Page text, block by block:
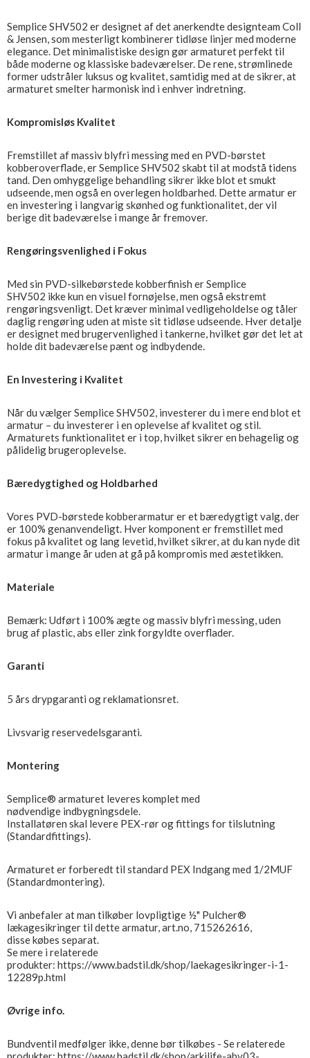
Semplice SHV502 er designet af det anerkendte designteam Coll
& Jensen, som mesterligt kombinerer tidløse linjer med moderne
elegance. Det minimalistiske design gør armaturet perfekt til
både moderne og klassiske badeværelser. De rene, strømlinede
former udstråler luksus og kvalitet, samtidig med at de sikrer, at
armaturet smelter harmonisk ind i enhver indretning.
Kompromisløs Kvalitet
Fremstillet af massiv blyfri messing med en PVD-børstet
kobberoverflade, er Semplice SHV502 skabt til at modstå tidens
tand. Den omhyggelige behandling sikrer ikke blot et smukt
udseende, men også en overlegen holdbarhed. Dette armatur er
en investering i langvarig skønhed og funktionalitet, der vil
berige dit badeværelse i mange år fremover.
Rengøringsvenlighed i Fokus
Med sin PVD-silkebørstede kobberfinish er Semplice
SHV502 ikke kun en visuel fornøjelse, men også ekstremt
rengøringsvenligt. Det kræver minimal vedligeholdelse og tåler
daglig rengøring uden at miste sit tidløse udseende. Hver detalje
er designet med brugervenlighed i tankerne, hvilket gør det let at
holde dit badeværelse pænt og indbydende.
En Investering i Kvalitet
Når du vælger Semplice SHV502, investerer du i mere end blot et
armatur – du investerer i en oplevelse af kvalitet og stil.
Armaturets funktionalitet er i top, hvilket sikrer en behagelig og
pålidelig brugeroplevelse.
Bæredygtighed og Holdbarhed
Vores PVD-børstede kobberarmatur er et bæredygtigt valg, der
er 100% genanvendeligt. Hver komponent er fremstillet med
fokus på kvalitet og lang levetid, hvilket sikrer, at du kan nyde dit
armatur i mange år uden at gå på kompromis med æstetikken.
Materiale
Bemærk: Udført i 100% ægte og massiv blyfri messing, uden
brug af plastic, abs eller zink forgyldte overflader.
Garanti
5 års drypgaranti og reklamationsret.
Livsvarig reservedelsgaranti.
Montering
Semplice® armaturet leveres komplet med
nødvendige indbygningsdele.
Installatøren skal levere PEX-rør og fittings for tilslutning
(Standardfittings).
Armaturet er forberedt til standard PEX Indgang med 1/2MUF
(Standardmontering).
Vi anbefaler at man tilkøber lovpligtige ½" Pulcher®
lækagesikringer til dette armatur, art.no, 715262616,
disse købes separat.
Se mere i relaterede
produkter: https://www.badstil.dk/shop/laekagesikringer-i-1-
12289p.html
Øvrige info.
Bundventil medfølger ikke, denne bør tilkøbes - Se relaterede